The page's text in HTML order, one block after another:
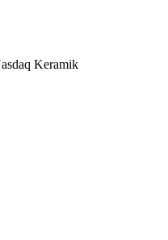
Keramik